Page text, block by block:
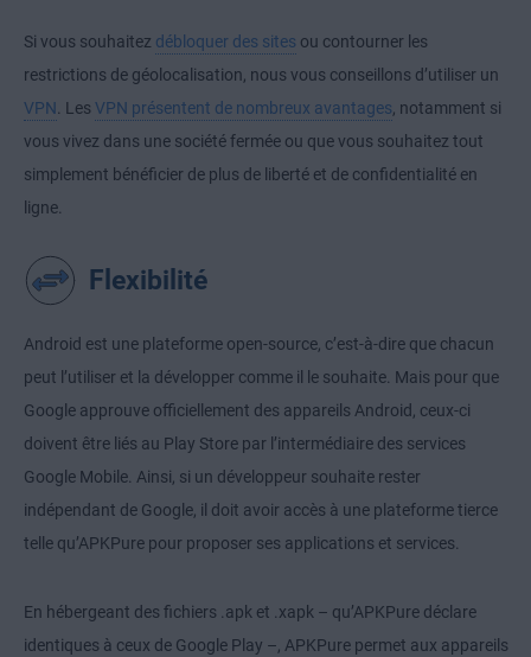
Si vous souhaitez débloquer des sites ou contourner les
restrictions de géolocalisation, nous vous conseillons d’utiliser un
VPN. Les VPN présentent de nombreux avantages, notamment si
vous vivez dans une société fermée ou que vous souhaitez tout
simplement bénéficier de plus de liberté et de confidentialité en
ligne.
Flexibilité
Android est une plateforme open-source, c’est-à-dire que chacun
peut l’utiliser et la développer comme il le souhaite. Mais pour que
Google approuve officiellement des appareils Android, ceux-ci
doivent être liés au Play Store par l’intermédiaire des services
Google Mobile. Ainsi, si un développeur souhaite rester
indépendant de Google, il doit avoir accès à une plateforme tierce
telle qu’APKPure pour proposer ses applications et services.
En hébergeant des fichiers .apk et .xapk – qu’APKPure déclare
identiques à ceux de Google Play –, APKPure permet aux appareils